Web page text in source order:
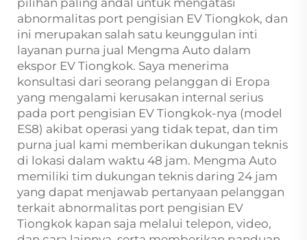
abnormalitas port pengisian EV Tiongkok, dan
ini merupakan salah satu keunggulan inti
layanan purna jual Mengma Auto dalam
ekspor EV Tiongkok. Saya menerima
konsultasi dari seorang pelanggan di Eropa
yang mengalami kerusakan internal serius
pada port pengisian EV Tiongkok-nya (model
ES8) akibat operasi yang tidak tepat, dan tim
purna jual kami memberikan dukungan teknis
di lokasi dalam waktu 48 jam. Mengma Auto
memiliki tim dukungan teknis daring 24 jam
yang dapat menjawab pertanyaan pelanggan
terkait abnormalitas port pengisian EV
Tiongkok kapan saja melalui telepon, video,